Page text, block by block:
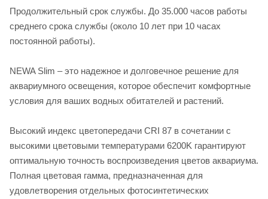
Продолжительный срок службы. До 35.000 часов работы
среднего срока службы (около 10 лет при 10 часах
постоянной работы).
NEWA Slim – это надежное и долговечное решение для
аквариумного освещения, которое обеспечит комфортные
условия для ваших водных обитателей и растений.
Высокий индекс цветопередачи CRI 87 в сочетании с
высокими цветовыми температурами 6200K гарантируют
оптимальную точность воспроизведения цветов аквариума.
Полная цветовая гамма, предназначенная для
удовлетворения отдельных фотосинтетических